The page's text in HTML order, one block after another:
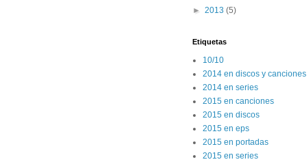
► 2013 (5)
Etiquetas
10/10
2014 en discos y canciones
2014 en series
2015 en canciones
2015 en discos
2015 en eps
2015 en portadas
2015 en series